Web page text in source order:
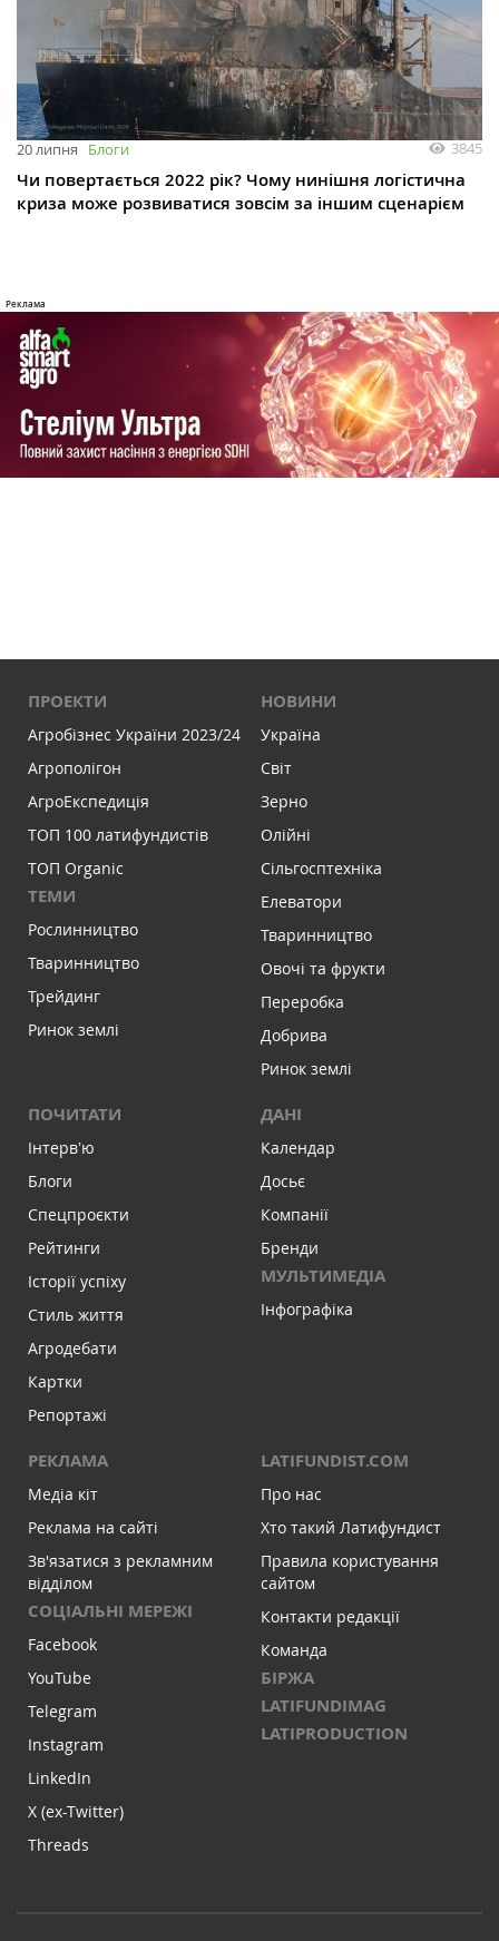
20 липня Блоги 3845
Чи повертається 2022 рік? Чому нинішня логістична
криза може розвиватися зовсім за іншим сценарієм
ПРОЕКТИ
Агробізнес України 2023/24
Агрополігон
АгроЕкспедиція
ТОП 100 латифундистів
ТОП Organic
ТЕМИ
Рослинництво
Тваринництво
Трейдинг
Ринок землі
НОВИНИ
Україна
Світ
Зерно
Олійні
Сільгосптехніка
Елеватори
Тваринництво
Овочі та фрукти
Переробка
Добрива
Ринок землі
ПОЧИТАТИ
Інтервʼю
Блоги
Спецпроєкти
Рейтинги
Історії успіху
Стиль життя
Агродебати
Картки
Репортажі
ДАНІ
Календар
Досьє
Компанії
Бренди
МУЛЬТИМЕДІА
Інфографіка
РЕКЛАМА
Медіа кіт
Реклама на сайті
Зв'язатися з рекламним
відділом
СОЦІАЛЬНІ МЕРЕЖІ
Facebook
YouTube
Telegram
Instagram
LinkedIn
X (ex-Twitter)
Threads
LATIFUNDIST.COM
Про нас
Хто такий Латифундист
Правила користування
сайтом
Контакти редакції
Команда
БІРЖА
LATIFUNDIMAG
LATIPRODUCTION